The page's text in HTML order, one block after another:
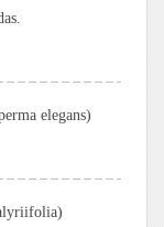
elegans)